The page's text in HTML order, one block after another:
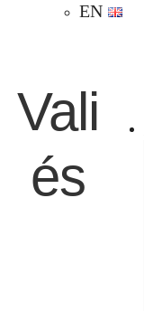
EN
Vali
és